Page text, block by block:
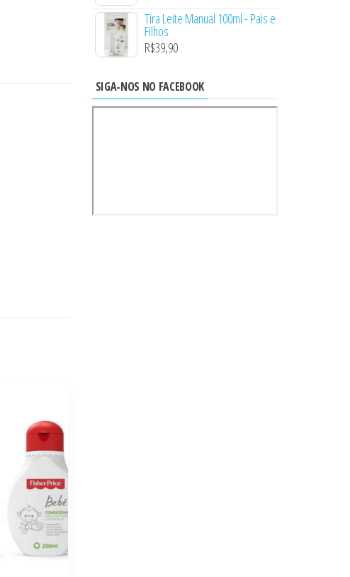
Tira Leite Manual 100ml - Pais e
Filhos
R$39,90
SIGA-NOS NO FACEBOOK